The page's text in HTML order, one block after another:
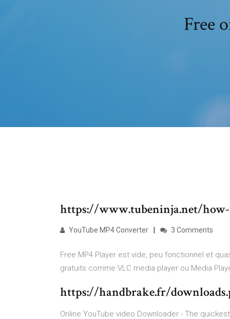
Free
https://www.tubeninja.net/
YouTube MP4 Converter 3 Comments
Free MP4 Player est vide, peu fonctionnel et
gratuits comme VLC media player ou Media
https://handbrake.fr/
Online YouTube video Downloader - The